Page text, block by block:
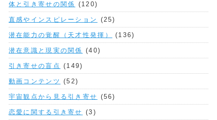
体と引き寄せの関係 (120)
直感やインスピレーション (25)
潜在能力の覚醒（天才性発揮） (136)
潜在意識と現実の関係 (40)
引き寄せの盲点 (149)
動画コンテンツ (52)
宇宙観点から見る引き寄せ (56)
恋愛に関する引き寄せ (3)